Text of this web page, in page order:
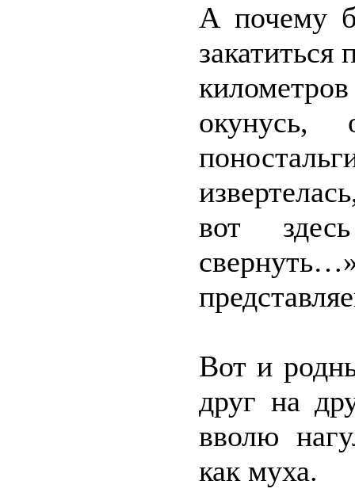
А почему
закатиться
вот
Вот и
друг на
вволю
как муха.